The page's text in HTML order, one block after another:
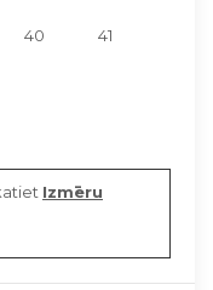
40 41
Izmēru